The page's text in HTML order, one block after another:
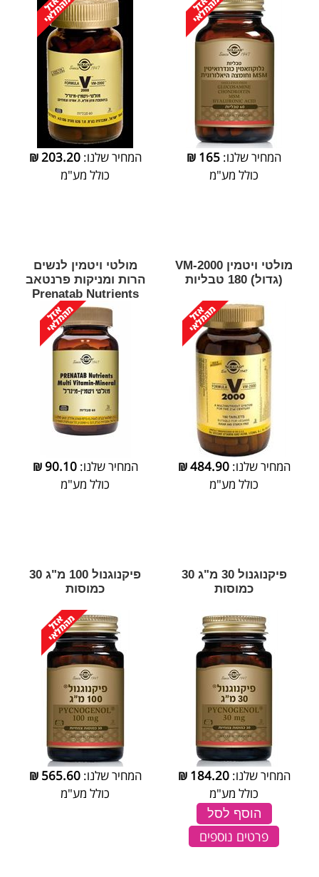
המחיר שלנו: 165
₪
כולל מע"מ
המחיר שלנו:203.20
₪
כולל מע"מ
מולטי ויטמין VM-2000
(גדול) 180 טבליות
המחיר שלנו:484.90
₪
כולל מע"מ
מולטי ויטמין לנשים
הרות ומניקות פרנטאב
Prenatab Nutrients
המחיר שלנו:90.10
₪
כולל מע"מ
פיקנוגנול 30 מ"ג 30
כמוסות
המחיר שלנו:184.20
₪
כולל מע"מ
הוסף לסל
פרטים נוספים
פיקנוגנול 100 מ"ג 30
כמוסות
המחיר שלנו:565.60
₪
כולל מע"מ